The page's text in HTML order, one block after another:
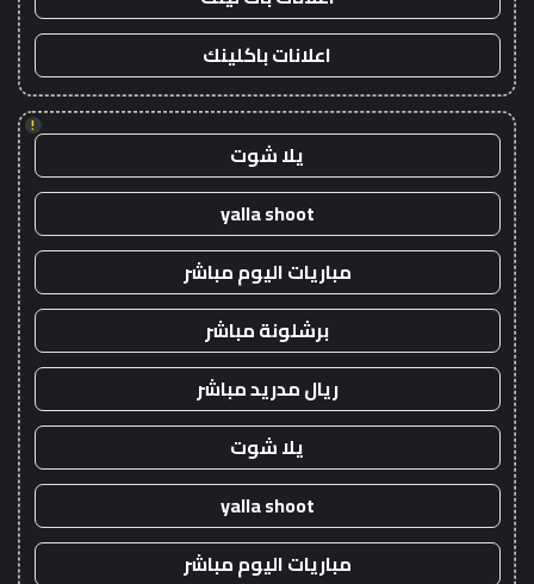
اعلانات باكلينك
!
يلا شوت
yalla shoot
مباريات اليوم مباشر
برشلونة مباشر
ريال مدريد مباشر
يلا شوت
yalla shoot
مباريات اليوم مباشر